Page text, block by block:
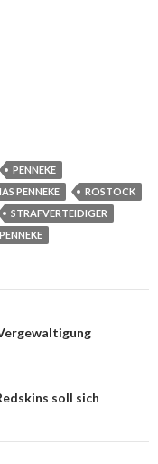
PENNEKE
PENNEKE
ROSTOCK
STRAFVERTEIDIGER
soll sich